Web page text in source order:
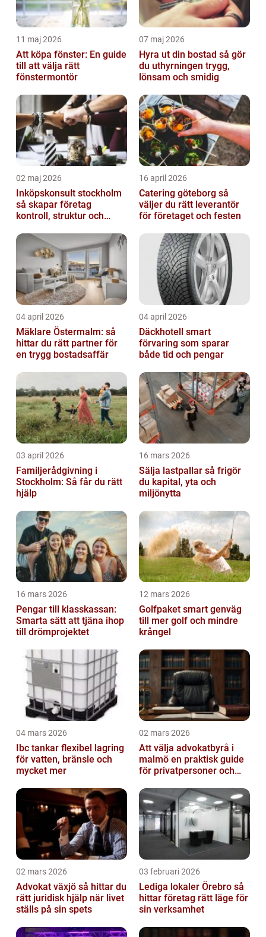
11 maj 2026
Att köpa fönster: En guide
till att välja rätt
fönstermontör
07 maj 2026
Hyra ut din bostad så gör
du uthyrningen trygg,
lönsam och smidig
02 maj 2026
Inköpskonsult stockholm
så skapar företag
kontroll, struktur och
16 april 2026
Catering göteborg så
väljer du rätt leverantör
för företaget och festen
04 april 2026
Mäklare Östermalm: så
hittar du rätt partner för
en trygg bostadsaffär
04 april 2026
Däckhotell smart
förvaring som sparar
både tid och pengar
03 april 2026
Familjerådgivning i
Stockholm: Så får du rätt
hjälp
16 mars 2026
Sälja lastpallar så frigör
du kapital, yta och
miljönytta
16 mars 2026
Pengar till klasskassan:
Smarta sätt att tjäna ihop
till drömprojektet
12 mars 2026
Golfpaket smart genväg
till mer golf och mindre
krångel
04 mars 2026
Ibc tankar flexibel lagring
för vatten, bränsle och
mycket mer
02 mars 2026
Att välja advokatbyrå i
malmö en praktisk guide
för privatpersoner och
02 mars 2026
Advokat växjö så hittar du
rätt juridisk hjälp när livet
ställs på sin spets
03 februari 2026
Lediga lokaler Örebro så
hittar företag rätt läge för
sin verksamhet